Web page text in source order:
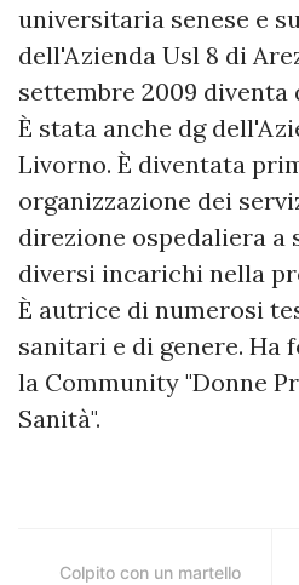
universitaria senese e
dell'Azienda Usl 8 di
settembre 2009
È stata anche dg
Livorno. È diventata
organizzazione dei
direzione ospedaliera a
diversi incarichi nella
È autrice di numerosi
sanitari e di genere. Ha
la Community "Donne
Sanità".
Colpito con un martello